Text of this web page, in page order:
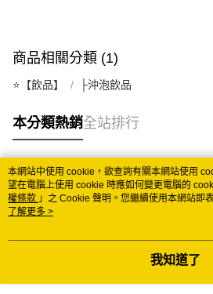
免運費
商品相關分類 (1)
⭐️【飲品】 ├沖泡飲品
本分類熱銷全站排行
熱門標籤
本網站中使用 cookie，欲查詢有關本網站使用
望在電腦上使用 cookie 時應如何變更電腦的
權條款 」之 Cookie 聲明。您繼續使用本網站即
用條款之 Cookie 聲明使用 cookie。
了解更多 >
我知道了